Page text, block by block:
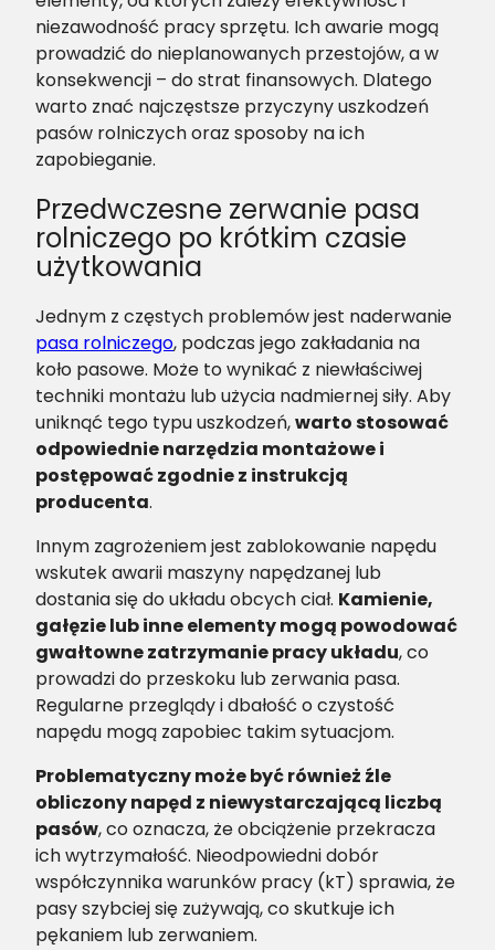
niezawodność pracy sprzętu. Ich awarie mogą
prowadzić do nieplanowanych przestojów, a w
konsekwencji – do strat finansowych. Dlatego
warto znać najczęstsze przyczyny uszkodzeń
pasów rolniczych oraz sposoby na ich
zapobieganie.
Przedwczesne zerwanie pasa
rolniczego po krótkim czasie
użytkowania
Jednym z częstych problemów jest naderwanie
pasa rolniczego, podczas jego zakładania na
koło pasowe. Może to wynikać z niewłaściwej
techniki montażu lub użycia nadmiernej siły. Aby
uniknąć tego typu uszkodzeń,warto stosować
odpowiednie narzędzia montażowe i
postępować zgodnie z instrukcją
producenta.
Innym zagrożeniem jest zablokowanie napędu
wskutek awarii maszyny napędzanej lub
dostania się do układu obcych ciał. Kamienie,
gałęzie lub inne elementy mogą powodować
gwałtowne zatrzymanie pracy układu, co
prowadzi do przeskoku lub zerwania pasa.
Regularne przeglądy i dbałość o czystość
napędu mogą zapobiec takim sytuacjom.
Problematyczny może być również źle
obliczony napęd z niewystarczającą liczbą
pasów, co oznacza, że obciążenie przekracza
ich wytrzymałość. Nieodpowiedni dobór
współczynnika warunków pracy (kT) sprawia, że
pasy szybciej się zużywają, co skutkuje ich
pękaniem lub zerwaniem.